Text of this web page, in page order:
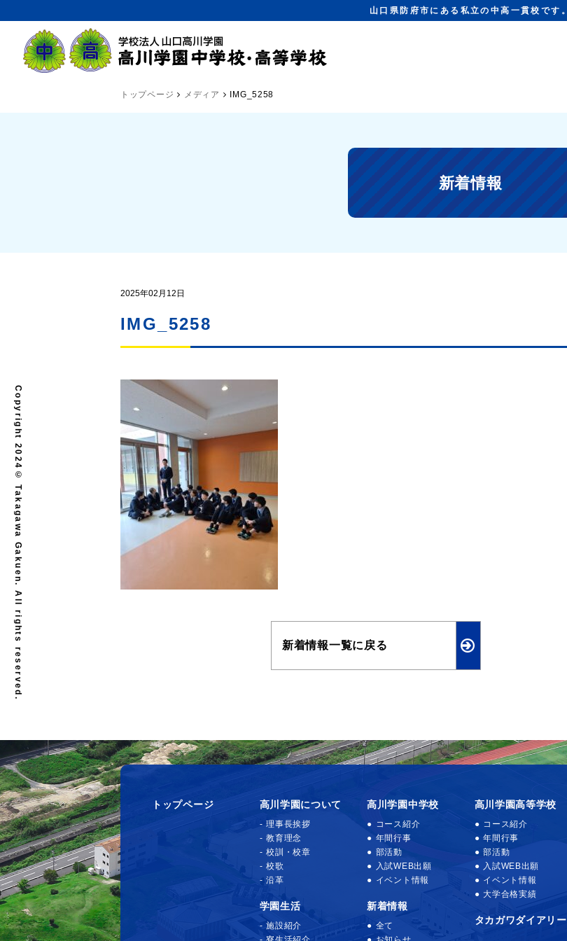
山口県防府市にある私立の中高一貫校です。
トップページ メディア IMG_5258
新着情報
2025年02月12日
IMG_5258
新着情報一覧に戻る
トップページ 高川学園について
理事長挨拶
教育理念
校訓・校章
校歌
沿革
学園生活
施設紹介
高川学園中学校
コース紹介
年間行事
部活動
入試WEB出願
イベント情報
新着情報
全て
高川学園高等学校
コース紹介
年間行事
部活動
入試WEB出願
イベント情報
大学合格実績
タカガワダイアリー
Copyright 2024© Takagawa Gakuen. All rights reserved.